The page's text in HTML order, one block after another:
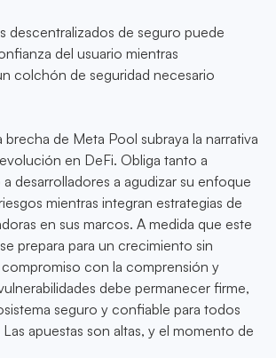
descentralizados de seguro puede
del usuario mientras
colchón de seguridad necesario
de Meta Pool subraya la narrativa
en DeFi. Obliga tanto a
desarrolladores a agudizar su enfoque
mientras integran estrategias de
en sus marcos. A medida que este
prepara para un crecimiento sin
con la comprensión y
debe permanecer firme,
seguro y confiable para todos
apuestas son altas, y el momento de